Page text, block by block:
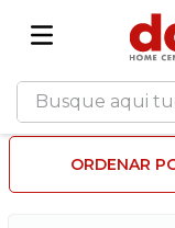
Busque aqui tudo
ORDENAR